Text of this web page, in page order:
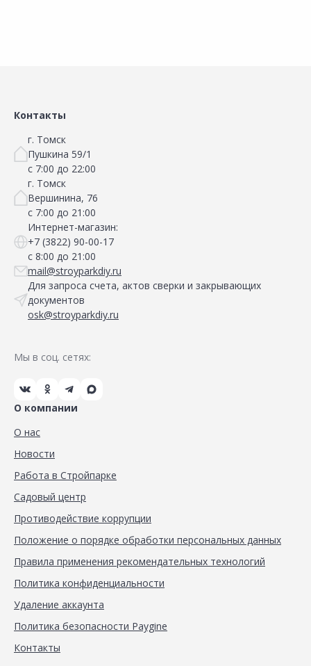
Контакты
г. Томск
Пушкина 59/1
с 7:00 до 22:00
г. Томск
Вершинина, 76
с 7:00 до 21:00
Интернет-магазин:
+7 (3822) 90-00-17
с 8:00 до 21:00
mail@stroyparkdiy.ru
Для запроса счета, актов сверки и закрывающих
документов
osk@stroyparkdiy.ru
Мы в соц. сетях:
О компании
О нас
Новости
Работа в Стройпарке
Садовый центр
Противодействие коррупции
Положение о порядке обработки персональных данных
Правила применения рекомендательных технологий
Политика конфиденциальности
Удаление аккаунта
Политика безопасности Paygine
Контакты